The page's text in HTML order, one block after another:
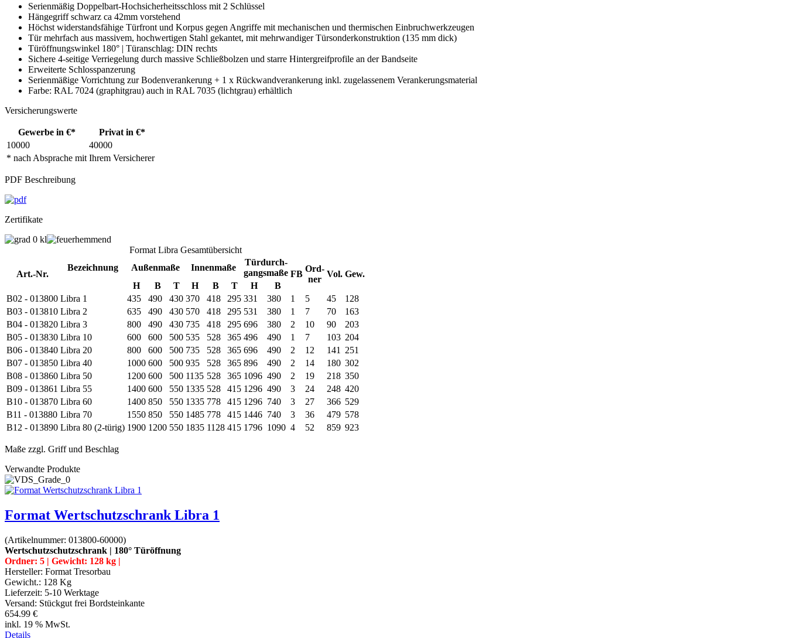
Serienmäßig Doppelbart-Hochsicherheitsschloss mit 2 Schlüssel
Hängegriff schwarz ca 42mm vorstehend
Höchst widerstandsfähige Türfront und Korpus gegen Angriffe mit mechanischen und thermischen Einbruchwerkzeugen
Tür mehrfach aus massivem, hochwertigen Stahl gekantet, mit mehrwandiger Türsonderkonstruktion (135 mm dick)
Türöffnungswinkel 180° | Türanschlag: DIN rechts
Sichere 4-seitige Verriegelung durch massive Schließbolzen und starre Hintergreifprofile an der Bandseite
Erweiterte Schlosspanzerung
Serienmäßige Vorrichtung zur Bodenverankerung + 1 x Rückwandverankerung inkl. zugelassenem Verankerungsmaterial
Farbe: RAL 7024 (graphitgrau) auch in RAL 7035 (lichtgrau) erhältlich
Versicherungswerte
Gewerbe in €* Privat in €*
* nach Absprache mit Ihrem Versicherer
10000 40000
PDF Beschreibung
Zertifikate
Format Libra Gesamtübersicht
Art.-Nr.
Bezeichnung Außenmaße Innenmaße
Türdurch-
gangsmaße FB
Ord-
ner
Vol. Gew.
H
B T H B T H
B
B02 - 013800 Libra 1 435 490 430 370 418 295 331 380 1 5 45
128
B03 - 013810 Libra 2 635 490 430 570 418 295 531 380 1 7 70
163
B04 - 013820 Libra 3 800 490 430 735 418 295 696 380 2 10 90
203
B05 - 013830 Libra 10 600 600 500 535 528 365 496 490 1 7 103 204
B06 - 013840 Libra 20 800 600 500 735 528 365 696 490 2 12 141
251
B07 - 013850 Libra 40 1000 600 500 935 528 365 896 490 2 14 180 302
B08 - 013860 Libra 50 1200 600 500 1135 528 365 1096 490 2 19 218 350
B09 - 013861 Libra 55 1400 600 550 1335 528 415 1296 490 3 24 248 420
B10 - 013870 Libra 60 1400 850 550 1335 778 415 1296 740 3 27 366 529
B11 - 013880 Libra 70 1550 850 550 1485 778 415 1446 740 3 36 479 578
B12 - 013890 Libra 80 (2-türig) 1900 1200 550 1835 1128 415 1796 1090 4 52 859 923
Maße zzgl. Griff und Beschlag
Verwandte Produkte
Format Wertschutzschrank Libra 1
(Artikelnummer: 013800-60000)
Wertschutzschutzschrank | 180° Türöffnung
Ordner: 5 | Gewicht: 128 kg |
Hersteller: Format Tresorbau
Gewicht.: 128 Kg
Lieferzeit: 5-10 Werktage
Versand: Stückgut frei Bordsteinkante
654.99 €
inkl. 19 % MwSt.
Details